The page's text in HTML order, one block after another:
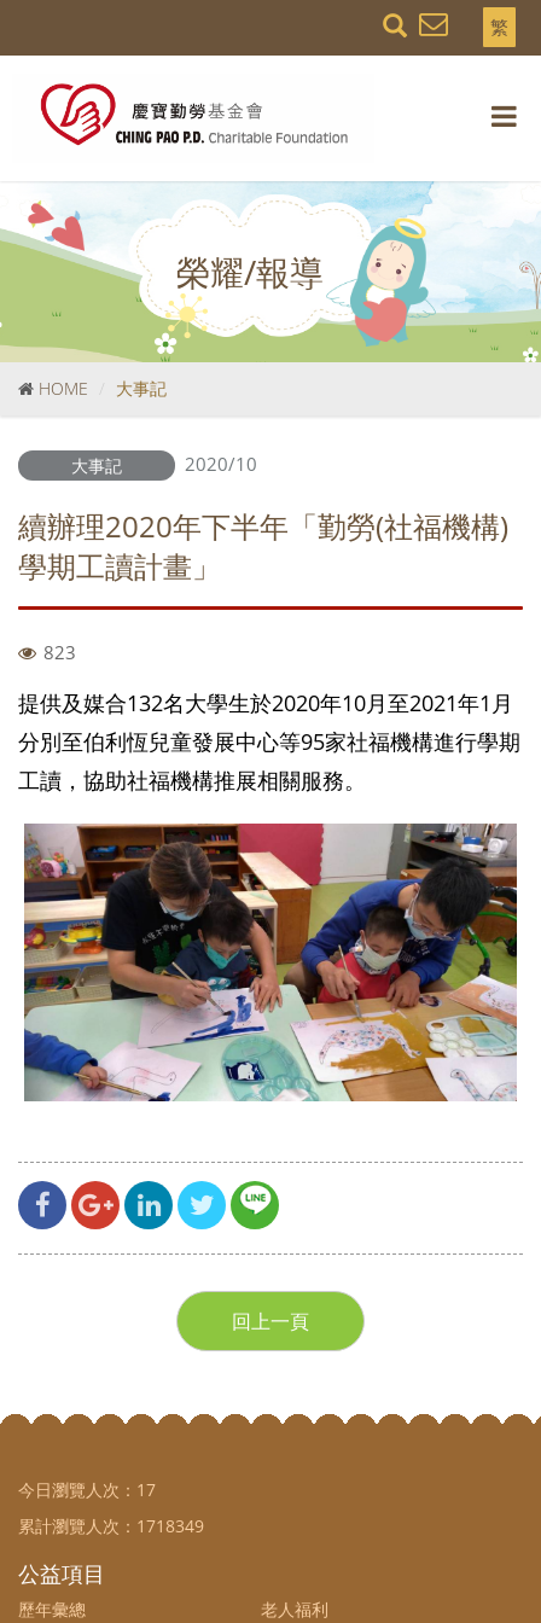
繁
榮耀/報導
HOME 大事記
大事記 2020/10
續辦理2020年下半年「勤勞(社福機構)
學期工讀計畫」
823
提供及媒合132名大學生於2020年10月至2021年1月
分別至伯利恆兒童發展中心等95家社福機構進行學期
工讀，協助社福機構推展相關服務。
回上一頁
今日瀏覽人次： 17
累計瀏覽人次： 1718349
公益項目
歷年彙總 老人福利